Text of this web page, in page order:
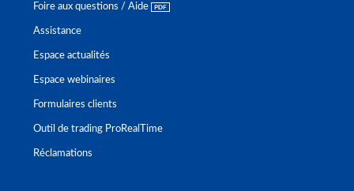
Foire aux questions / Aide
Assistance
Espace actualités
Espace webinaires
Formulaires clients
Outil de trading ProRealTime
Réclamations